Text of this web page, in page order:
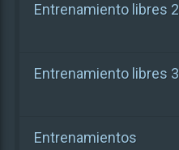
Entrenamiento libres 2
Entrenamiento libres 3
Entrenamientos